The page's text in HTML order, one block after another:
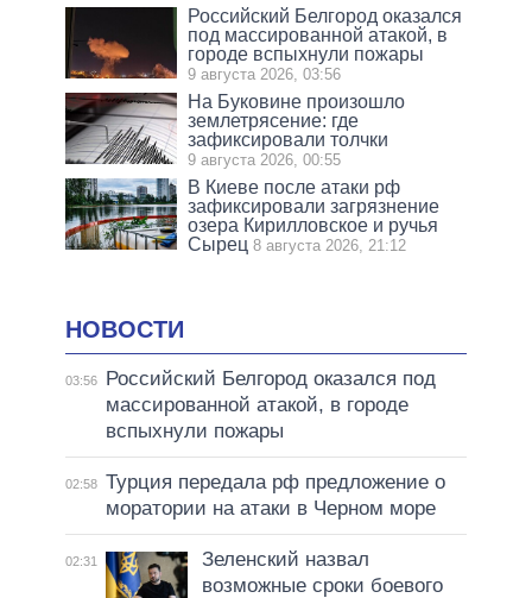
Российский Белгород оказался
под массированной атакой, в
городе вспыхнули пожары
9 августа 2026, 03:56
На Буковине произошло
землетрясение: где
зафиксировали толчки
9 августа 2026, 00:55
В Киеве после атаки рф
зафиксировали загрязнение
озера Кирилловское и ручья
Сырец 8 августа 2026, 21:12
НОВОСТИ
03:56
Российский Белгород оказался под
массированной атакой, в городе
вспыхнули пожары
02:58 Турция передала рф предложение о
моратории на атаки в Черном море
02:31
Зеленский назвал
возможные сроки боевого